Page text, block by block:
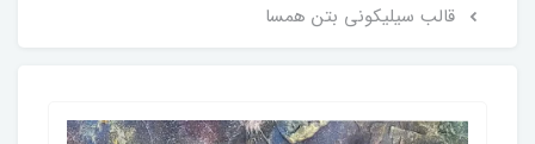
قالب سیلیکونی بتن همسا